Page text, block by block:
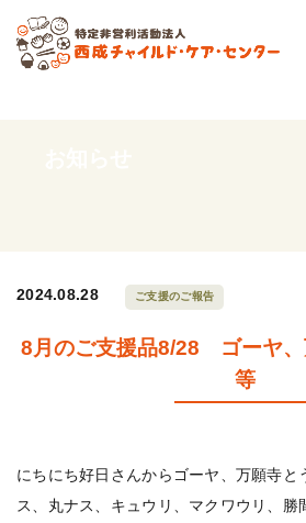
2024.08.28 ご支援のご報告
8月のご支援品8/28 ゴーヤ、
等
にちにち好日さんからゴーヤ、万願寺と
ス、丸ナス、キュウリ、マクワウリ、勝